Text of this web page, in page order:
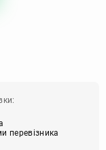
перевізника